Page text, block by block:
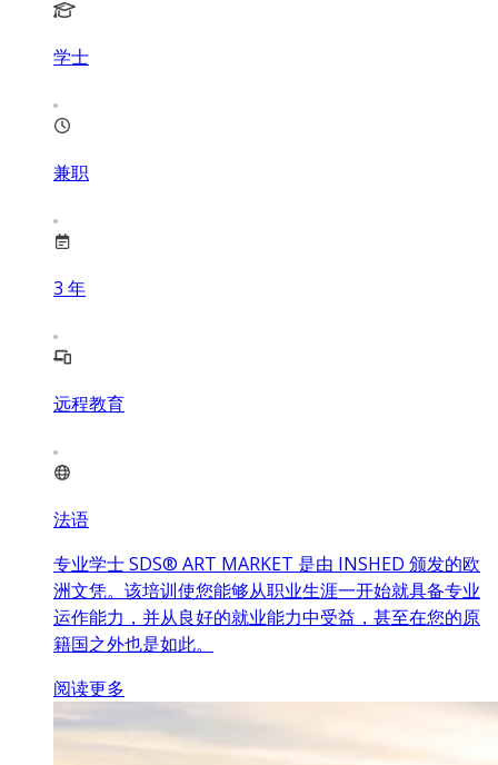
学士
兼职
3 年
远程教育
法语
专业学士 SDS® ART MARKET 是由 INSHED 颁发的欧
洲文凭。该培训使您能够从职业生涯一开始就具备专业
运作能力，并从良好的就业能力中受益，甚至在您的原
籍国之外也是如此。
阅读更多